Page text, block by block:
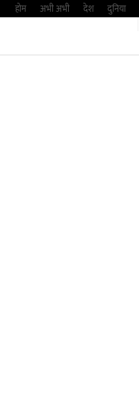
Skipहोम अभी अभी देश दुनिया